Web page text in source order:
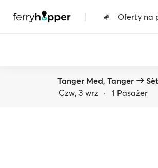
| Oferty na
Tanger Med, Tanger
Czw, 3 wrz · 1 Pasażer